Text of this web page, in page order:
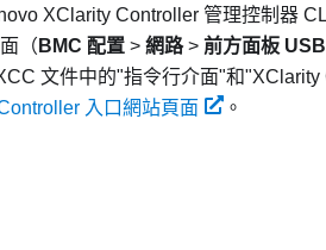
XClarity Controller 管理控制器
（ BMC 配置 > 網路> 前方面板
文件中的 指令行介面 和 XClarity
入口網站頁面
。